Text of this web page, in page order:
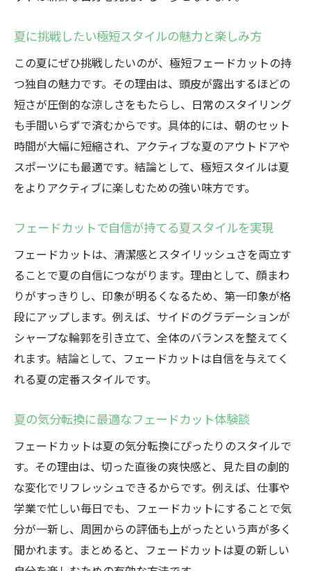
夏に挑戦したい極短スタイルの魅力と楽しみ方
この夏にぜひ挑戦したいのが、極短フェードカットの持
つ独自の魅力です。その理由は、頭皮が露出するほどの
短さが圧倒的な涼しさをもたらし、日常のスタイリング
も手間いらずで済むからです。具体的には、朝のセット
時間が大幅に短縮され、アクティブな夏のアウトドアや
スポーツにも最適です。結論として、極短スタイルは夏
をよりアクティブに楽しむための強い味方です。
フェードカットで自信が持てる夏スタイルを実現
フェードカットは、清潔感とスタイリッシュさを両立す
ることで夏の自信につながります。理由として、顔まわ
りがすっきりし、印象が明るくなるため、第一印象が格
段にアップします。例えば、サイドのグラデーションが
シャープな輪郭を引き立て、全体のバランスを整えてく
れます。結論として、フェードカットは自信を与えてく
れる夏の定番スタイルです。
夏の気分転換に最適なフェードカット体験談
フェードカットは夏の気分転換にぴったりのスタイルで
す。その理由は、切った直後の爽快感と、見た目の劇的
な変化でリフレッシュできるからです。例えば、仕事や
学業で忙しい毎日でも、フェードカットにすることで気
分が一新し、周囲からの評価も上がったという声が多く
聞かれます。まとめると、フェードカットは夏の新しい